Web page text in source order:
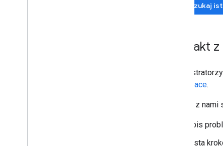
Wyszukaj
Kontakt
Workspace.
Gdy się z
opis
Lista